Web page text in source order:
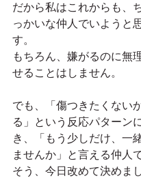
だから私はこれからも、
っかいな仲人でいようと
す。
もちろん、嫌がるのに無
せることはしません。
でも、「傷つきたくない
る」という反応パターン
き、「もう少しだけ、一
ませんか」と言える仲人
そう、今日改めて決めま